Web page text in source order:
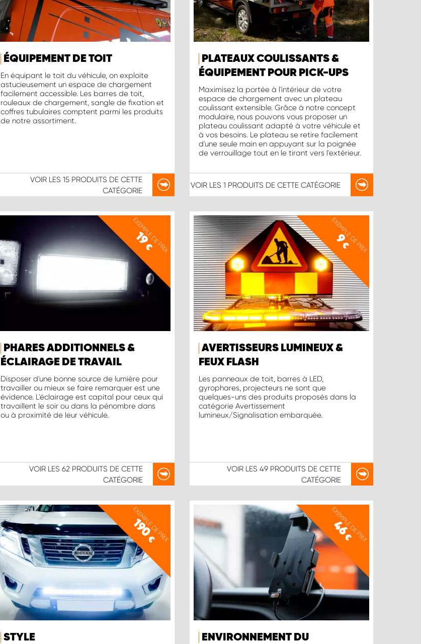
ÉQUIPEMENT DE TOIT
En équipant le toit du véhicule, on exploite
astucieusement un espace de chargement
facilement accessible. Les barres de toit,
rouleaux de chargement, sangle de fixation et
coffres tubulaires comptent parmi les produits
de notre assortiment.
VOIR LES15 PRODUITS DE CETTE
CATÉGORIE
PLATEAUX COULISSANTS &
ÉQUIPEMENT POUR PICK-UPS
Maximisez la portée à l'intérieur de votre
espace de chargement avec un plateau
coulissant extensible. Grâce à notre concept
modulaire, nous pouvons vous proposer un
plateau coulissant adapté à votre véhicule et
à vos besoins. Le plateau se retire facilement
d'une seule main en appuyant sur la poignée
de verrouillage tout en le tirant vers l'extérieur.
VOIR LES 1 PRODUITS DE CETTE CATÉGORIE
EXEMPLE DE PRIX
19
€
PHARES ADDITIONNELS &
ÉCLAIRAGE DE TRAVAIL
Disposer d'une bonne source de lumière pour
travailler ou mieux se faire remarquer est une
évidence. L'éclairage est capital pour ceux qui
travaillent le soir ou dans la pénombre dans
ou à proximité de leur véhicule.
VOIR LES 62 PRODUITS DE CETTE
CATÉGORIE
EXEMPLE DE PRIX
9
€
AVERTISSEURS LUMINEUX &
FEUX FLASH
Les panneaux de toit, barres à LED,
gyrophares, projecteurs ne sont que
quelques-uns des produits proposés dans la
catégorie Avertissement
lumineux/Signalisation embarquée.
VOIR LES49 PRODUITS DE CETTE
CATÉGORIE
EXEMPLE DE PRIX
190
€
STYLE
EXEMPLE DE PRIX
46
€
ENVIRONNEMENT DU